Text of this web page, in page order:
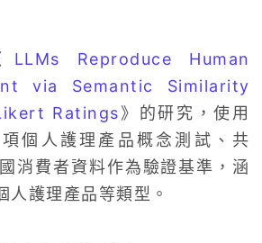
LLMs Reproduce Human
via Semantic Similarity
Ratings》的研究，使用
個人護理產品概念測試、共
消費者資料作為驗證基準，涵
人護理產品等類型。